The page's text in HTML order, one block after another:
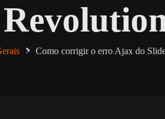
Como corrigir o erro Ajax do